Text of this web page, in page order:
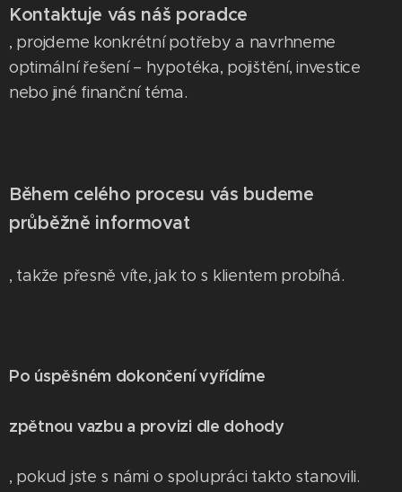
Kontaktuje vás náš poradce
, projdeme konkrétní potřeby a navrhneme
optimální řešení – hypotéka, pojištění, investice
nebo jiné finanční téma.
Během celého procesu vás budeme
průběžně informovat
, takže přesně víte, jak to s klientem probíhá.
Po úspěšném dokončení vyřídíme
zpětnou vazbu a provizi dle dohody
, pokud jste s námi o spolupráci takto stanovili.